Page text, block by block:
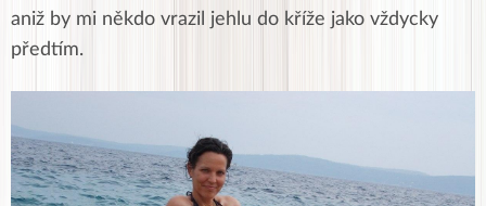
aniž by mi někdo vrazil jehlu do kříže jako vždycky
předtím.